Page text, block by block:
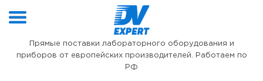
Прямые поставки лабораторного оборудования и
приборов от европейских производителей. Работаем по
РФ